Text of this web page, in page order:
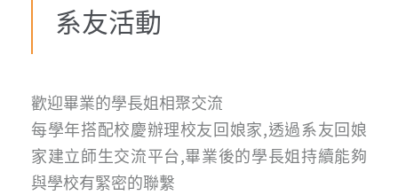
系友活動
歡迎畢業的學長姐相聚交流
每學年搭配校慶辦理校友回娘家,透過系友回娘
家建立師生交流平台,畢業後的學長姐持續能夠
與學校有緊密的聯繫